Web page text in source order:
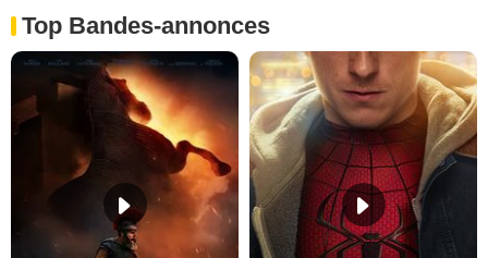
Top Bandes-annonces